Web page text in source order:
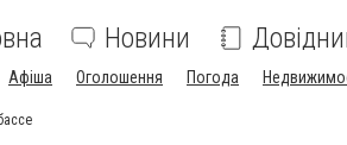
Новини
Афіша Оголошення Погода